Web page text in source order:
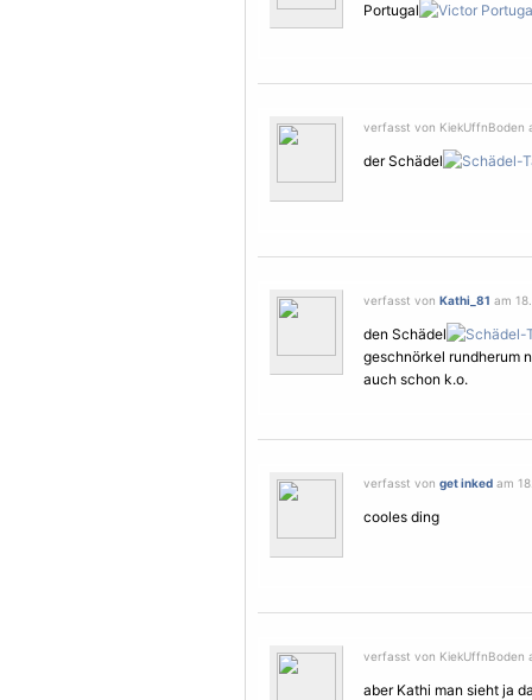
Portugal
verfasst von KiekUffnBoden
der Schädel
verfasst von Kathi_81 am
den Schädel
geschnörkel rundherum
auch schon k.o.
verfasst von get inked am
cooles ding
verfasst von KiekUffnBoden
aber Kathi man sieht ja